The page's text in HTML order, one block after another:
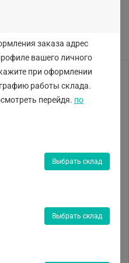
заказа адрес
вашего личного
при оформлении
работы склада.
перейдя. по
Выбрать склад
Выбрать склад